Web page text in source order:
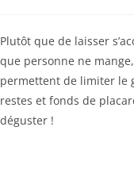
Plutôt que de laisser
que personne ne
permettent de limiter le
restes et fonds de
déguster !